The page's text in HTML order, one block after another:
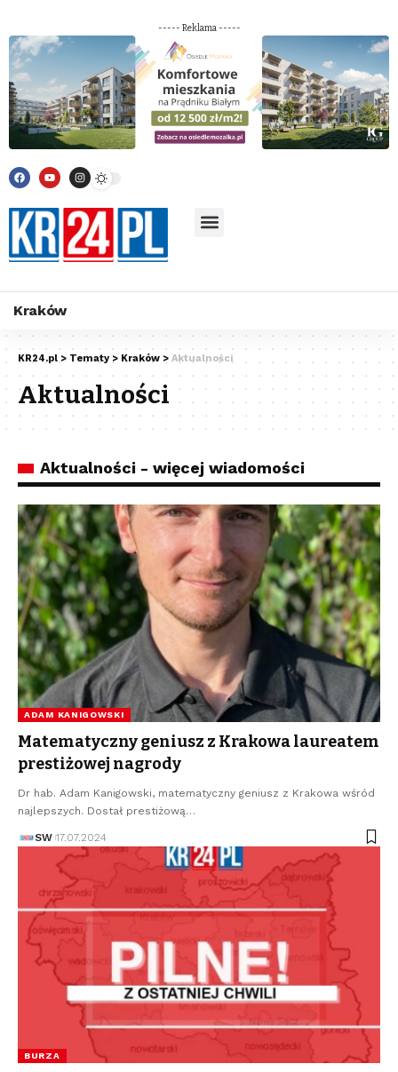
----- Reklama -----
Kraków
KR24.pl > Tematy > Kraków > Aktualności
Aktualności
Aktualności - więcej wiadomości
ADAM KANIGOWSKI
Matematyczny geniusz z Krakowa laureatem
prestiżowej nagrody
Dr hab. Adam Kanigowski, matematyczny geniusz z Krakowa wśród
najlepszych. Dostał prestiżową…
SW 17.07.2024
BURZA